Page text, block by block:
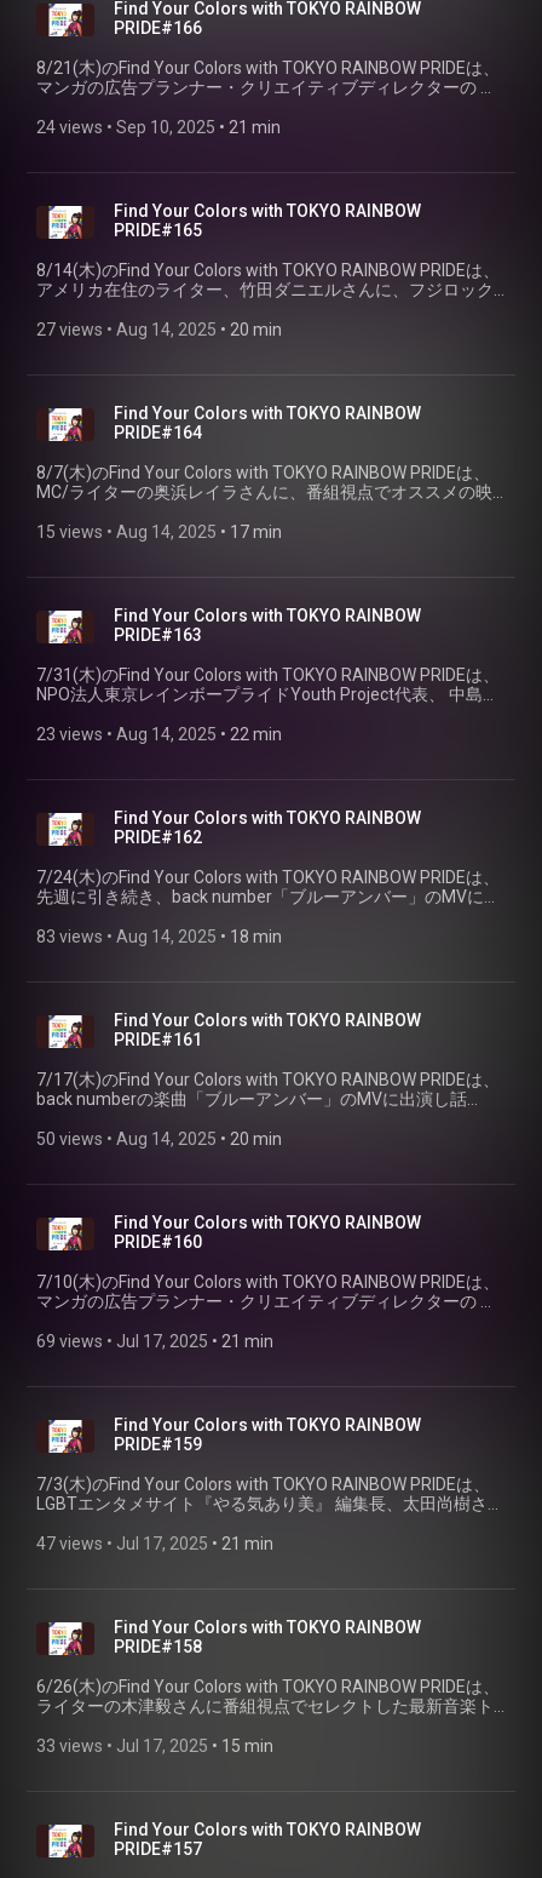
Find Your Colors with TOKYO RAINBOW
PRIDE#166
8/21(木)のFind Your Colors with TOKYO RAINBOW PRIDEは、
マンガの広告プランナー・クリエイティブディレクターの 近
ただました。
24 views • Sep 10, 2025 • 21 min
Find Your Colors with TOKYO RAINBOW
PRIDE#165
8/14(木)のFind Your Colors with TOKYO RAINBOW PRIDEは、
アメリカ在住のライター、竹田ダニエルさんに、フジロック
CONFIDENCE MANの新曲について、さらに、アメリカで物議
27 views • Aug 14, 2025 • 20 min
Find Your Colors with TOKYO RAINBOW
PRIDE#164
8/7(木)のFind Your Colors with TOKYO RAINBOW PRIDEは、
MC/ライターの奥浜レイラさんに、番組視点でオススメの映
はステロイド」をご紹介して頂きました。
15 views • Aug 14, 2025 • 17 min
Find Your Colors with TOKYO RAINBOW
PRIDE#163
7/31(木)のFind Your Colors with TOKYO RAINBOW PRIDEは、
NPO法人東京レインボープライドYouth Project代表、 中島幸
23 views • Aug 14, 2025 • 22 min
Find Your Colors with TOKYO RAINBOW
PRIDE#162
7/24(木)のFind Your Colors with TOKYO RAINBOW PRIDEは、
先週に引き続き、back number「ブルーアンバー」のMVに出
う、ドラァグクイーンのMONDOさんをお迎えしました。
83 views • Aug 14, 2025 • 18 min
Find Your Colors with TOKYO RAINBOW
PRIDE#161
7/17(木)のFind Your Colors with TOKYO RAINBOW PRIDEは、
back numberの楽曲「ブルーアンバー」のMVに出演し話
ラァグクイーンのMONDOさんをお迎えしました！
50 views • Aug 14, 2025 • 20 min
Find Your Colors with TOKYO RAINBOW
PRIDE#160
7/10(木)のFind Your Colors with TOKYO RAINBOW PRIDEは、
マンガの広告プランナー・クリエイティブディレクターの 近
きました。
69 views • Jul 17, 2025 • 21 min
Find Your Colors with TOKYO RAINBOW
PRIDE#159
7/3(木)のFind Your Colors with TOKYO RAINBOW PRIDEは、
LGBTエンタメサイト『やる気あり美』 編集長、太田尚樹さん
47 views • Jul 17, 2025 • 21 min
Find Your Colors with TOKYO RAINBOW
PRIDE#158
6/26(木)のFind Your Colors with TOKYO RAINBOW PRIDEは、
ライターの木津毅さんに番組視点でセレクトした最新音楽ト
33 views • Jul 17, 2025 • 15 min
Find Your Colors with TOKYO RAINBOW
PRIDE#157